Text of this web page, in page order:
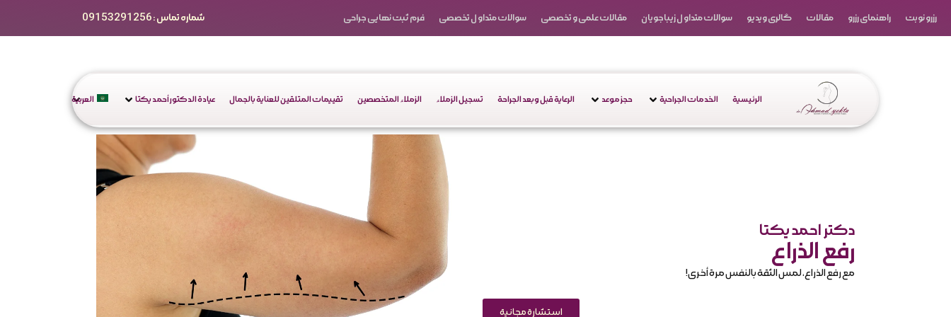
رزرو نوبت راهنمای رزرو مقالات گالری ویدیو سوالات متداول زیباجویان مقالات علمی و تخصصی سوالات متداول تخصصی فرم ثبت نهایی جراحی شماره تماس : 09153291256
الرئيسية الخدمات الجراحية حجز موعد الرعاية قبل وبعد الجراحة تسجيل الزملاء الزملاء المتخصصين تقييمات المتلقين للعناية بالجمال عيادة الدكتور أحمد يكتا العربية
دکتر احمد یکتا
رفع الذراع
مع رفع الذراع، لمس الثقة بالنفس مرة أخرى!
استشارة مجانية